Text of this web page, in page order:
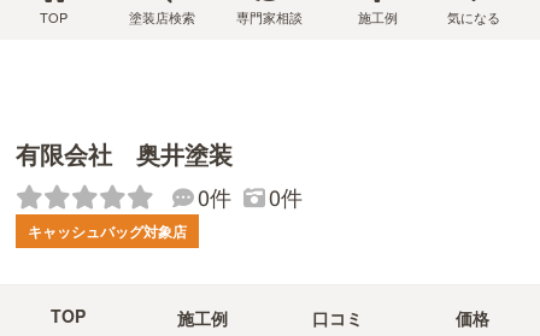
TOP 塗装店検索 専門家相談 施工例 気になる
有限会社 奥井塗装
0件 0件
キャッシュバッグ対象店
TOP 施工例 口コミ 価格